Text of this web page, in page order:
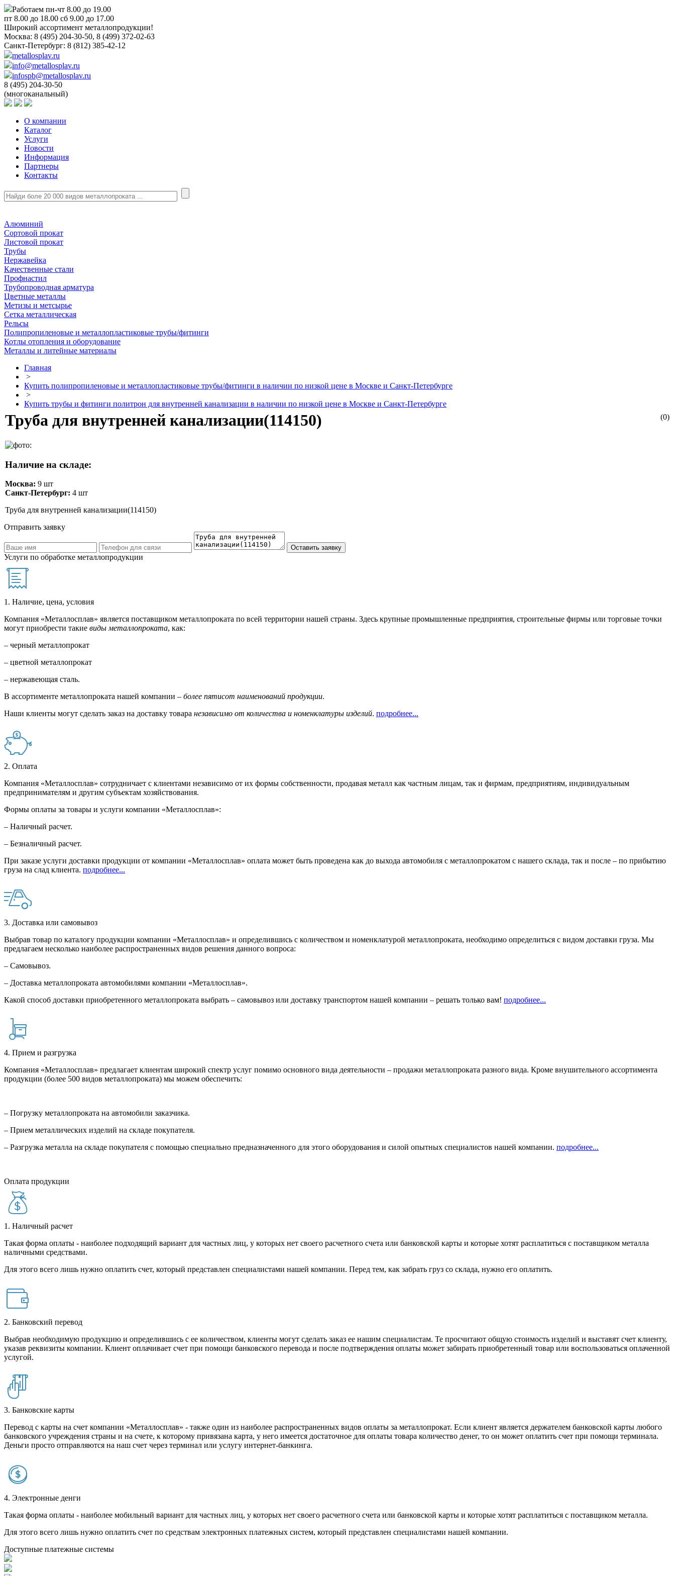
Работаем пн-чт 8.00 до 19.00
пт 8.00 до 18.00 сб 9.00 до 17.00
Широкий ассортимент металлопродукции!
Москва: 8 (495) 204-30-50, 8 (499) 372-02-63
Санкт-Петербург: 8 (812) 385-42-12
metallosplav.ru
info@metallosplav.ru
infospb@metallosplav.ru
8 (495) 204-30-50
(многоканальный)
О компании
Каталог
Услуги
Новости
Информация
Партнеры
Контакты
Алюминий
Сортовой прокат
Листовой прокат
Трубы
Нержавейка
Качественные стали
Профнастил
Трубопроводная арматура
Цветные металлы
Метизы и метсырье
Сетка металлическая
Рельсы
Полипропиленовые и металлопластиковые трубы/фитинги
Котлы отопления и оборудование
Металлы и литейные материалы
Главная
>
Купить полипропиленовые и металлопластиковые трубы/фитинги в наличии по низкой цене в Москве и Санкт-Петербурге
>
Купить трубы и фитинги политрон для внутренней канализации в наличии по низкой цене в Москве и Санкт-Петербурге
(0)
Труба для внутренней канализации(114150)
Наличие на складе:
Москва: 9 шт
Санкт-Петербург: 4 шт
Труба для внутренней канализации(114150)
Отправить заявку
Услуги по обработке металлопродукции
1. Наличие, цена, условия
Компания «Металлосплав» является поставщиком металлопроката по всей территории нашей страны. Здесь крупные промышленные предприятия, строительные фирмы или торговые точки
могут приобрести такие виды металлопроката, как:
– черный металлопрокат
– цветной металлопрокат
– нержавеющая сталь.
В ассортименте металлопроката нашей компании – более пятисот наименований продукции.
Наши клиенты могут сделать заказ на доставку товара независимо от количества и номенклатуры изделий. подробнее...
2. Оплата
Компания «Металлосплав» сотрудничает с клиентами независимо от их формы собственности, продавая металл как частным лицам, так и фирмам, предприятиям, индивидуальным
предпринимателям и другим субъектам хозяйствования.
Формы оплаты за товары и услуги компании «Металлосплав»:
– Наличный расчет.
– Безналичный расчет.
При заказе услуги доставки продукции от компании «Металлосплав» оплата может быть проведена как до выхода автомобиля с металлопрокатом с нашего склада, так и после – по прибытию
груза на слад клиента. подробнее...
3. Доставка или самовывоз
Выбрав товар по каталогу продукции компании «Металлосплав» и определившись с количеством и номенклатурой металлопроката, необходимо определиться с видом доставки груза. Мы
предлагаем несколько наиболее распространенных видов решения данного вопроса:
– Самовывоз.
– Доставка металлопроката автомобилями компании «Металлосплав».
Какой способ доставки приобретенного металлопроката выбрать – самовывоз или доставку транспортом нашей компании – решать только вам! подробнее...
4. Прием и разгрузка
Компания «Металлосплав» предлагает клиентам широкий спектр услуг помимо основного вида деятельности – продажи металлопроката разного вида. Кроме внушительного ассортимента
продукции (более 500 видов металлопроката) мы можем обеспечить:
– Погрузку металлопроката на автомобили заказчика.
– Прием металлических изделий на складе покупателя.
– Разгрузка металла на складе покупателя с помощью специально предназначенного для этого оборудования и силой опытных специалистов нашей компании. подробнее...
Оплата продукции
1. Наличный расчет
Такая форма оплаты - наиболее подходящий вариант для частных лиц, у которых нет своего расчетного счета или банковской карты и которые хотят расплатиться с поставщиком металла
наличными средствами.
Для этого всего лишь нужно оплатить счет, который представлен специалистами нашей компании. Перед тем, как забрать груз со склада, нужно его оплатить.
2. Банковский перевод
Выбрав необходимую продукцию и определившись с ее количеством, клиенты могут сделать заказ ее нашим специалистам. Те просчитают общую стоимость изделий и выставят счет клиенту,
указав реквизиты компании. Клиент оплачивает счет при помощи банковского перевода и после подтверждения оплаты может забирать приобретенный товар или воспользоваться оплаченной
услугой.
3. Банковские карты
Перевод с карты на счет компании «Металлосплав» - также один из наиболее распространенных видов оплаты за металлопрокат. Если клиент является держателем банковской карты любого
банковского учреждения страны и на счете, к которому привязана карта, у него имеется достаточное для оплаты товара количество денег, то он может оплатить счет при помощи терминала.
Деньги просто отправляются на наш счет через терминал или услугу интернет-банкинга.
4. Электронные денги
Такая форма оплаты - наиболее мобильный вариант для частных лиц, у которых нет своего расчетного счета или банковской карты и которые хотят расплатиться с поставщиком металла.
Для этого всего лишь нужно оплатить счет по средствам электронных платежных систем, который представлен специалистами нашей компании.
Доступные платежные системы